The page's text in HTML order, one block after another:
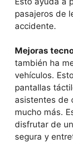
pasajeros de
accidente.
Mejoras
también ha
vehículos.
pantallas
asistentes de
mucho más.
disfrutar de
segura y